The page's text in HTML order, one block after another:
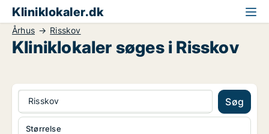
Kliniklokaler.dk
Århus Risskov
Kliniklokaler søges i Risskov
Risskov Søg
Størrelse